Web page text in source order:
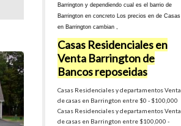
Barrington y dependiendo cual es el barrio de
Barrington en concreto Los precios en de Casas
en Barrington cambian ,
Casas Residenciales en
Venta Barrington de
Bancos reposeidas
Casas Residenciales y departamentos Venta
de casas en Barrington entre $0 - $100,000
Casas Residenciales y departamentos Venta
de casas en Barrington entre $100,000 -